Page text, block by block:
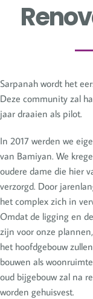
Sarpanah wordt het
Deze community zal
jaar draaien als pilot.
In 2017 werden we
van Bamiyan. We
oudere dame die hier
verzorgd. Door
het complex zich in
Omdat de ligging en
zijn voor onze
het hoofdgebouw
bouwen als
oud bijgebouw zal na
worden gehuisvest.